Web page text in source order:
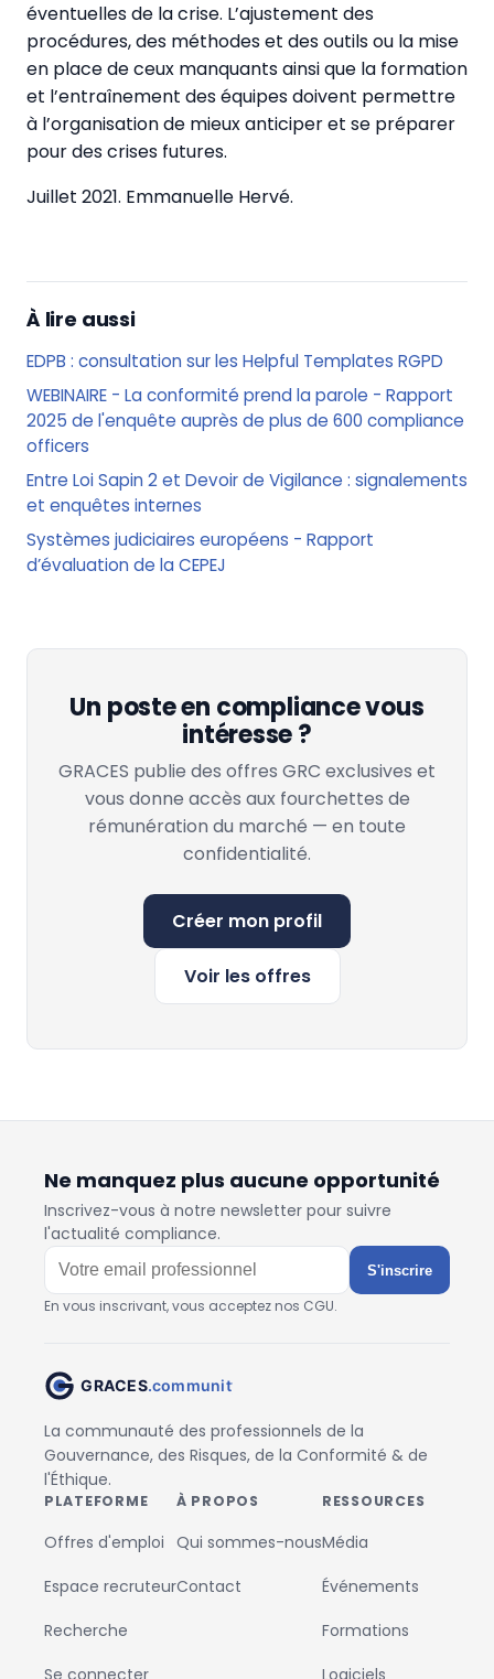
éventuelles de la crise. L’ajustement des
procédures, des méthodes et des outils ou la mise
en place de ceux manquants ainsi que la formation
et l’entraînement des équipes doivent permettre
à l’organisation de mieux anticiper et se préparer
pour des crises futures.
Juillet 2021. Emmanuelle Hervé.
À lire aussi
EDPB : consultation sur les Helpful Templates RGPD
WEBINAIRE - La conformité prend la parole - Rapport
2025 de l'enquête auprès de plus de 600 compliance
officers
Entre Loi Sapin 2 et Devoir de Vigilance : signalements
et enquêtes internes
Systèmes judiciaires européens - Rapport
d’évaluation de la CEPEJ
Un poste en compliance vous
intéresse ?
GRACES publie des offres GRC exclusives et
vous donne accès aux fourchettes de
rémunération du marché — en toute
confidentialité.
Créer mon profil
Voir les offres
Ne manquez plus aucune opportunité
Inscrivez-vous à notre newsletter pour suivre
l'actualité compliance.
S'inscrire
En vous inscrivant, vous acceptez nos CGU.
La communauté des professionnels de la
Gouvernance, des Risques, de la Conformité & de
l'Éthique.
PLATEFORME
Offres d'emploi
Espace recruteur
Recherche
Se connecter
À PROPOS
Qui sommes-nous
Contact
RESSOURCES
Média
Événements
Formations
Logiciels